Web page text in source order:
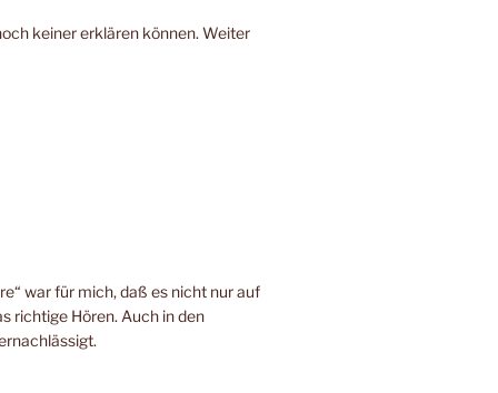
keiner erklären können. Weiter
war für mich, daß es nicht nur auf
richtige Hören. Auch in den